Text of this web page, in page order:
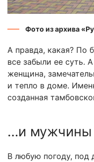
Фото из архива
А правда, какая? По
все забыли ее суть.
женщина,
и тепло в доме.
созданная
…и мужчины
В любую погоду, под